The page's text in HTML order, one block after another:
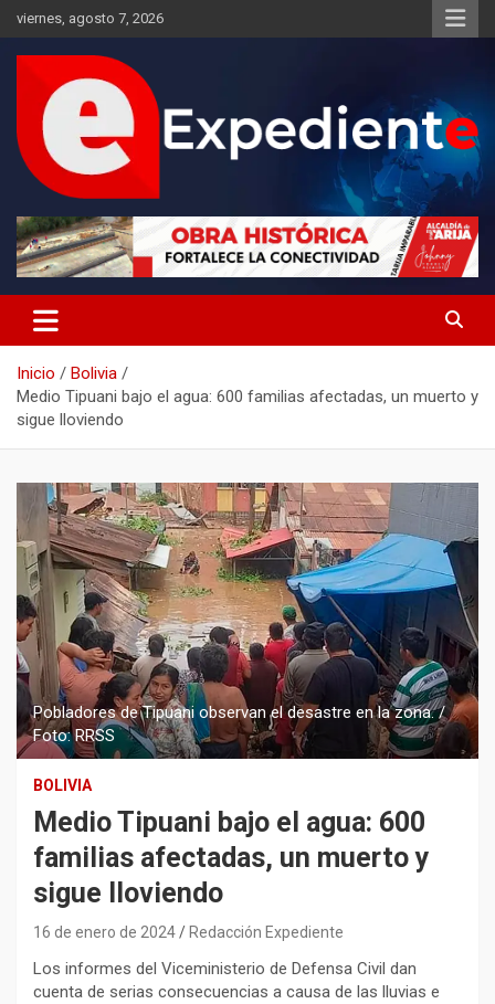
Saltar
al
contenido
viernes, agosto 7, 2026
Expediente
Inicio
Bolivia
Medio Tipuani bajo el agua: 600 familias afectadas, un muerto y
sigue lloviendo
Pobladores de Tipuani observan el desastre en la zona. /
Foto: RRSS
BOLIVIA
Medio Tipuani bajo el agua: 600
familias afectadas, un muerto y
sigue lloviendo
16 de enero de 2024 Redacción Expediente
Los informes del Viceministerio de Defensa Civil dan
cuenta de serias consecuencias a causa de las lluvias e